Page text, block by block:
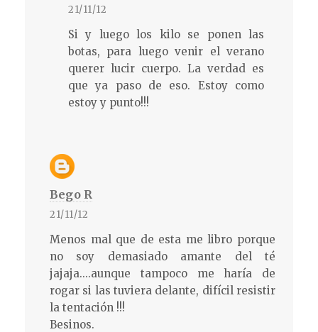
21/11/12
Si y luego los kilo se ponen las
botas, para luego venir el verano
querer lucir cuerpo. La verdad es
que ya paso de eso. Estoy como
estoy y punto!!!
Bego R
21/11/12
Menos mal que de esta me libro porque
no soy demasiado amante del té
jajaja....aunque tampoco me haría de
rogar si las tuviera delante, difícil resistir
la tentación !!!
Besinos.